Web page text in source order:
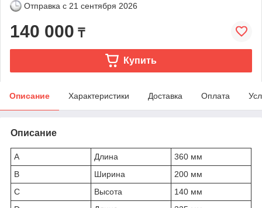
Отправка с 21 сентября 2026
140 000 ₸
Купить
Описание Характеристики Доставка Оплата
Описание
A Длина
360 мм
B
Ширина
200 мм
C
Высота
140 мм